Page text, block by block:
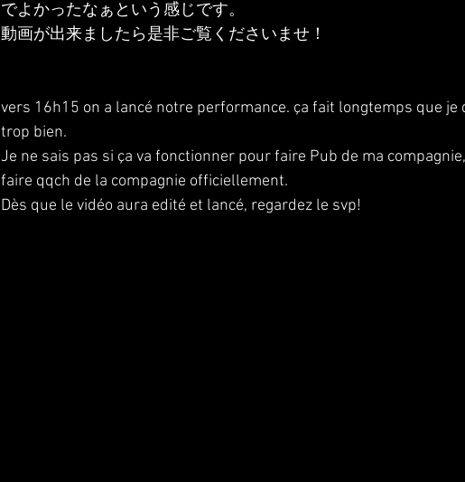
でよかったなぁという感じです。
動画が出来ましたら是非ご覧くださいませ！
vers 16h15 on a lancé notre performance. ça fait longtemps que je
trop bien.
Je ne sais pas si ça va fonctionner pour faire Pub de ma
faire qqch de la compagnie officiellement.
Dès que le vidéo aura edité et lancé, regardez le svp!